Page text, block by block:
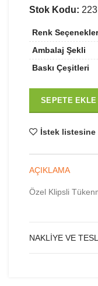
Stok Kodu:
Renk
Ambalaj Şekli
Baskı Çeşitleri
SEPETE EKLE
İstek listesine
AÇIKLAMA
Özel Klipsli
NAKLIYE VE